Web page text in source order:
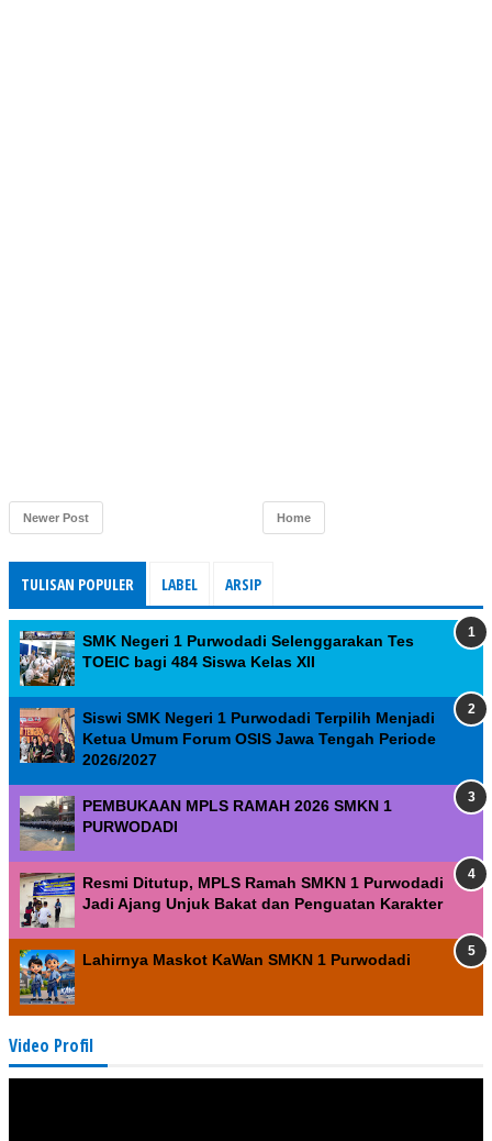
Newer Post Home
TULISAN POPULER LABEL ARSIP
SMK Negeri 1 Purwodadi Selenggarakan Tes
TOEIC bagi 484 Siswa Kelas XII
Siswi SMK Negeri 1 Purwodadi Terpilih Menjadi
Ketua Umum Forum OSIS Jawa Tengah Periode
2026/2027
PEMBUKAAN MPLS RAMAH 2026 SMKN 1
PURWODADI
Resmi Ditutup, MPLS Ramah SMKN 1 Purwodadi
Jadi Ajang Unjuk Bakat dan Penguatan Karakter
Lahirnya Maskot KaWan SMKN 1 Purwodadi
Video Profil